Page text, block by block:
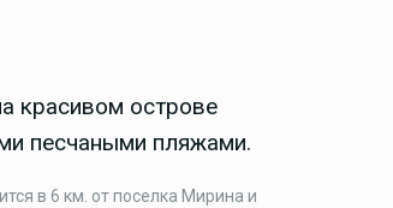
красивом острове
песчаными пляжами.
в 6 км. от поселка Мирина и